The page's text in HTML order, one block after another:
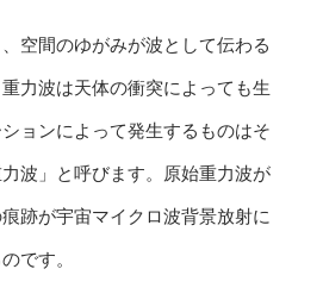
空間のゆがみが波として伝わる
力波は天体の衝突によっても生
ョンによって発生するものはそ
波」と呼びます。原始重力波が
跡が宇宙マイクロ波背景放射に
です。